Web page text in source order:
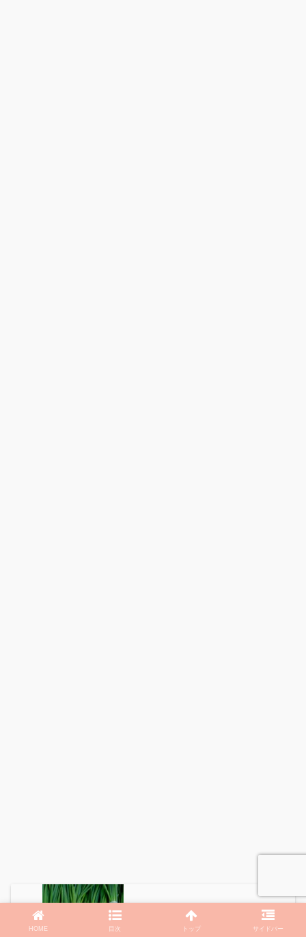
【相葉マナブ】「矢切ねぎ」万能ねぎ塩
だれ・ペペロン・無限ねぎチャーシュー
HOME 目次 トップ サイドバー